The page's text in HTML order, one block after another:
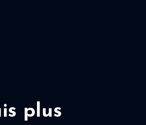
plus